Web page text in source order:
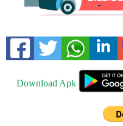
Download Apk